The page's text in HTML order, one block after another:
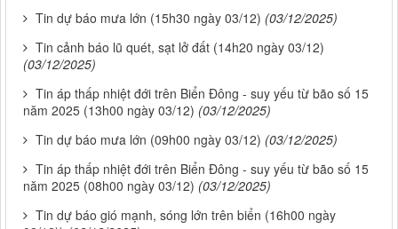
Tin dự báo mưa lớn (15h30 ngày 03/12) (03/12/2025)
Tin cảnh báo lũ quét, sạt lở đất (14h20 ngày 03/12)
(03/12/2025)
Tin áp thấp nhiệt đới trên Biển Đông - suy yếu từ bão số 15
năm 2025 (13h00 ngày 03/12) (03/12/2025)
Tin dự báo mưa lớn (09h00 ngày 03/12) (03/12/2025)
Tin áp thấp nhiệt đới trên Biển Đông - suy yếu từ bão số 15
năm 2025 (08h00 ngày 03/12) (03/12/2025)
Tin dự báo gió mạnh, sóng lớn trên biển (16h00 ngày